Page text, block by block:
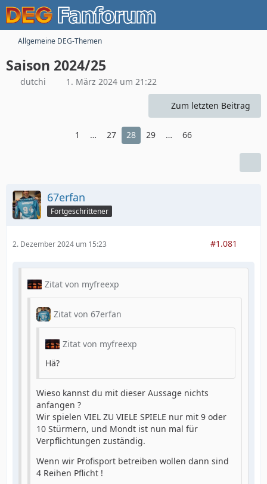
Allgemeine DEG-Themen
Saison 2024/25
dutchi 1. März 2024 um 21:22
Zum letzten Beitrag
1 … 27 28 29 … 66
67erfan
Fortgeschrittener
2. Dezember 2024 um 15:23 #1.081
Zitat von myfreexp
Zitat von 67erfan
Zitat von myfreexp
Hä?
Wieso kannst du mit dieser Aussage nichts
anfangen ?
Wir spielen VIEL ZU VIELE SPIELE nur mit 9 oder
10 Stürmern, und Mondt ist nun mal für
Verpflichtungen zuständig.
Wenn wir Profisport betreiben wollen dann sind
4 Reihen Pflicht !